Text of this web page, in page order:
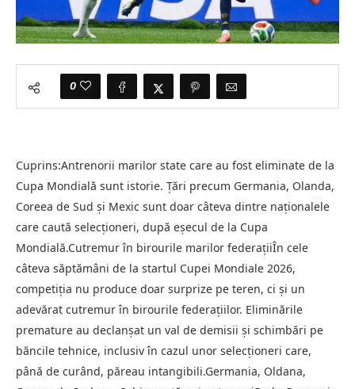
0
Cuprins:Antrenorii marilor state care au fost eliminate de la
Cupa Mondială sunt istorie. Țări precum Germania, Olanda,
Coreea de Sud și Mexic sunt doar câteva dintre naționalele
care caută selecționeri, după eșecul de la Cupa
Mondială.Cutremur în birourile marilor federațiiÎn cele
câteva săptămâni de la startul Cupei Mondiale 2026,
competiția nu produce doar surprize pe teren, ci și un
adevărat cutremur în birourile federațiilor. Eliminările
premature au declanșat un val de demisii și schimbări pe
băncile tehnice, inclusiv în cazul unor selecționeri care,
până de curând, păreau intangibili.Germania, Oldana,